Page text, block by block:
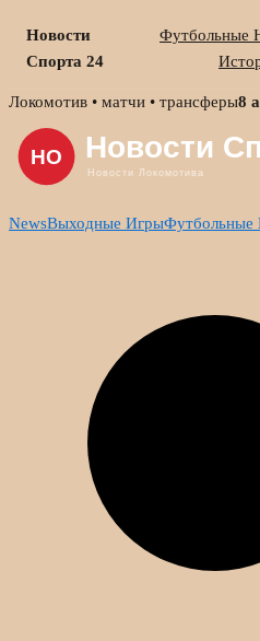
Новости
Спорта 24
Футбольные
Skip
content
Локомотив • матчи • трансферы8
NewsВыходные ИгрыФутбольные